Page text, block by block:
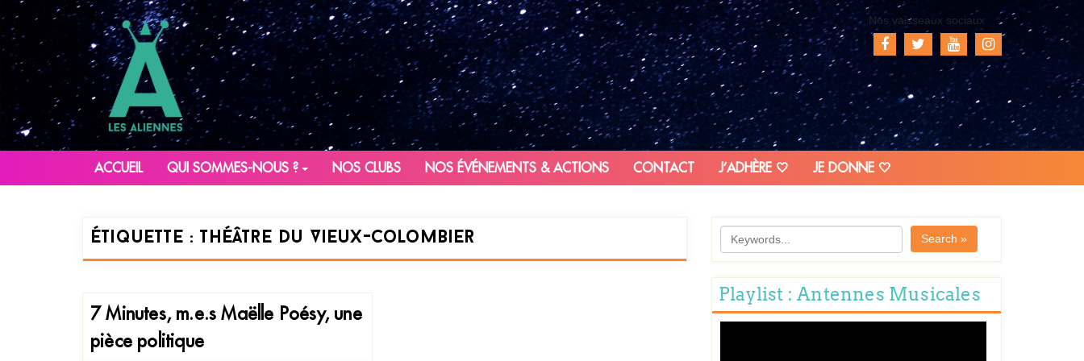
Nos vaisseaux sociaux
ACCUEIL QUI SOMMES-NOUS ? NOS CLUBS NOS ÉVÉNEMENTS & ACTIONS CONTACT J’ADHÈRE 🤍 JE DONNE 🤍
Étiquette : Théâtre du Vieux-Colombier
7 Minutes, m.e.s Maëlle Poésy, une
pièce politique
Search »
Playlist : Antennes Musicales